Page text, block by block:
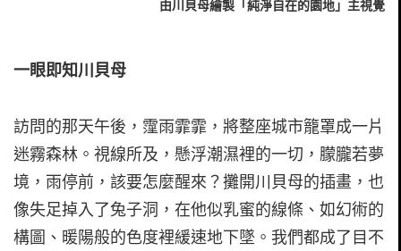
由川貝母繪製「純淨自在的園地」主視覺
一眼即知川貝母
訪問的那天午後，霪雨霏霏，將整座城市籠罩成一片
迷霧森林。視線所及，懸浮潮濕裡的一切，朦朧若夢
境，雨停前，該要怎麼醒來？攤開川貝母的插畫，也
像失足掉入了兔子洞，在他似乳蜜的線條、如幻術的
構圖、暖陽般的色度裡緩速地下墜。我們都成了目不